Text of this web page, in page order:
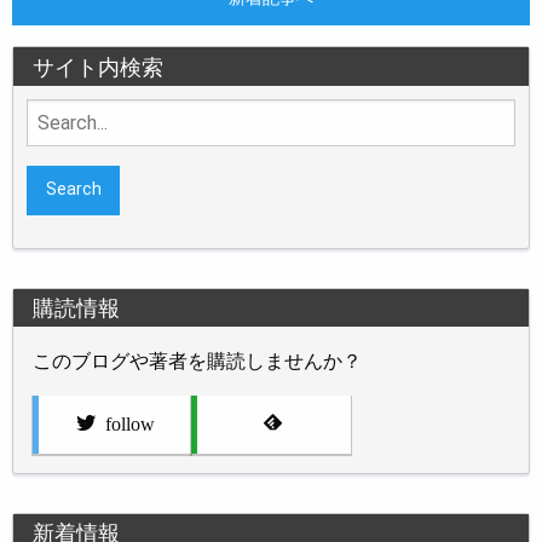
サイト内検索
Search
for:
購読情報
このブログや著者を購読しませんか？
follow
新着情報